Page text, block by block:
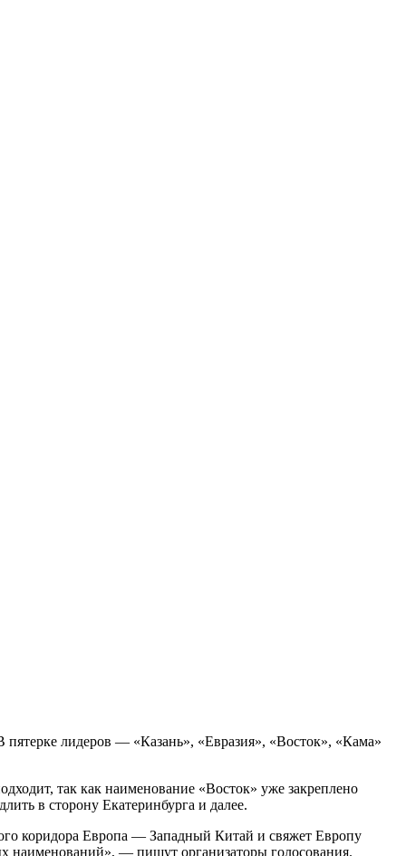
лидеров — «Казань», «Евразия», «Восток», «Кама»
так как наименование «Восток» уже закреплено
в сторону Екатеринбурга и далее.
коридора Европа — Западный Китай и свяжет Европу
наименований», — пишут организаторы голосования.